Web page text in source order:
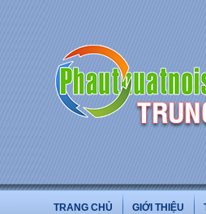
TRANG CHỦ GIỚI THIỆU